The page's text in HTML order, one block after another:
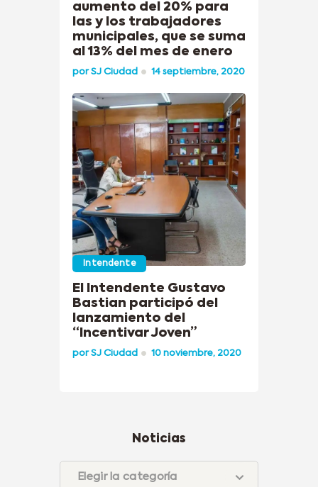
aumento del 20% para
las y los trabajadores
municipales, que se suma
al 13% del mes de enero
porSJ Ciudad 14 septiembre, 2020
Intendente
El Intendente Gustavo
Bastian participó del
lanzamiento del
“Incentivar Joven”
porSJ Ciudad 10 noviembre, 2020
Noticias